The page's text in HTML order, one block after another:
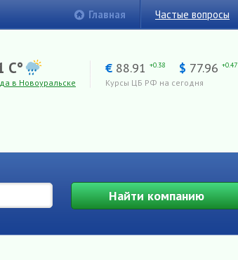
Главная Частые вопросы
C°
в Новоуральске
€ 88.91 +0.38 $ 77.96 +0.47
Курсы ЦБ РФ на сегодня
Найтикомпанию